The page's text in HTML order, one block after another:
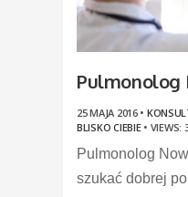
Pulmonolog
25 MAJA 2016 •
BLISKO CIEBIE• VIEWS:
Pulmonolog
szukać dobrej